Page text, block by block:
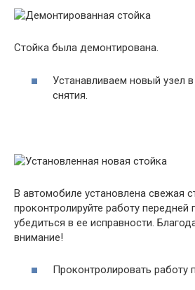
Стойка была демонтирована.
Устанавливаем новый узел
снятия.
В автомобиле установлена свежая
проконтролируйте работу передней
убедиться в ее исправности.
внимание!
Проконтролировать работу